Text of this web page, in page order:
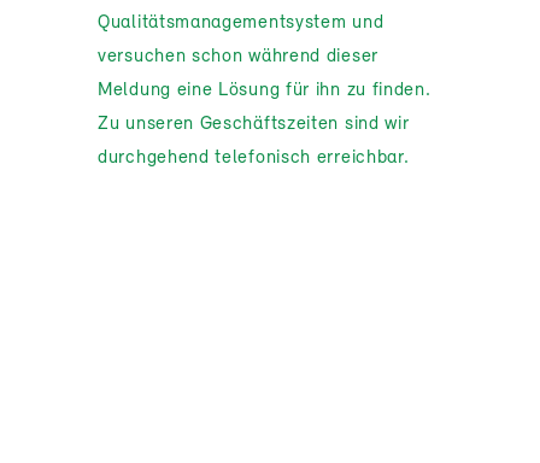
Qualitätsmanagementsystem und
versuchen schon während dieser
Meldung eine Lösung für ihn zu finden.
Zu unseren Geschäftszeiten sind wir
durchgehend telefonisch erreichbar.